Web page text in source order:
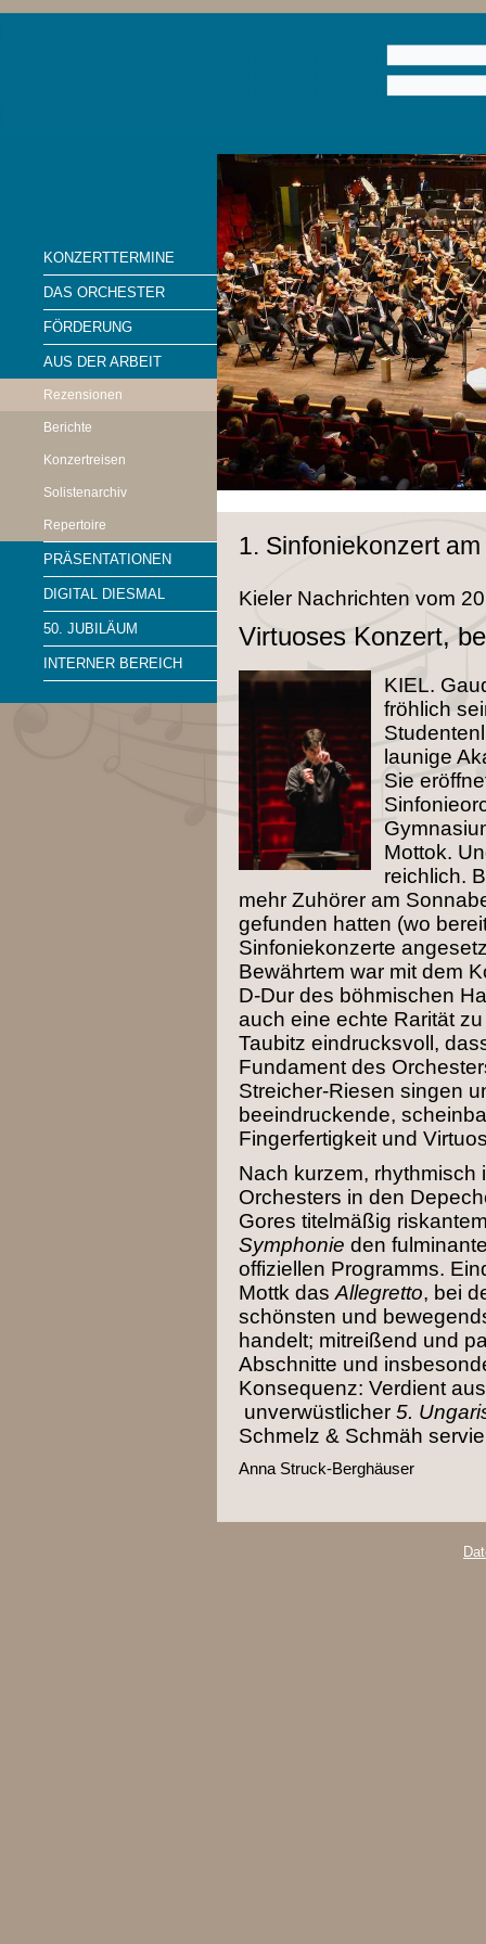
KONZERTTERMINE
DAS ORCHESTER
FÖRDERUNG
AUS DER ARBEIT
Rezensionen
Berichte
Konzertreisen
Solistenarchiv
Repertoire
PRÄSENTATIONEN
DIGITAL DIESMAL
50. JUBILÄUM
INTERNER BEREICH
1. Sinfoniekonzert
Kieler Nachrichten vom
Virtuoses Konzert,
KIEL.
fröhlich
launige
Sie
Mottok.
reichlich.
mehr Zuhörer am
gefunden hatten (wo
Sinfoniekonzerte
Bewährtem war mit dem
D-Dur des böhmischen
auch eine echte Rarität
Taubitz eindrucksvoll,
Fundament des
Streicher-Riesen singen
beeindruckende,
Fingerfertigkeit und
Nach kurzem,
Orchesters in den
Gores titelmäßig
Symphonie den
offiziellen Programms.
Mottk das Allegretto, bei
schönsten und
handelt; mitreißend und
Abschnitte und
Konsequenz: Verdient
unverwüstlicher 5.
Schmelz & Schmäh
Anna Struck-Berghäuser